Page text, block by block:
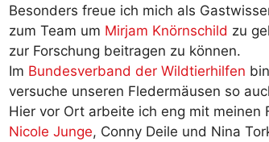
Besonders freue ich mich als
zum Team um Mirjam Knörnschild zu
zur Forschung beitragen zu können.
Im Bundesverband der Wildtierhilfen
versuche unseren Fledermäusen so
Hier vor Ort arbeite ich eng mit
Nicole Junge, Conny Deile und Nina